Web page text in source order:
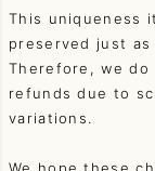
This uniqueness
preserved just
Therefore, we
refunds due to
variations.